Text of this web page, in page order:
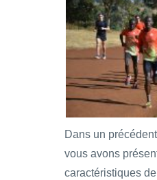
Dans un
vous avons
caractéristiques